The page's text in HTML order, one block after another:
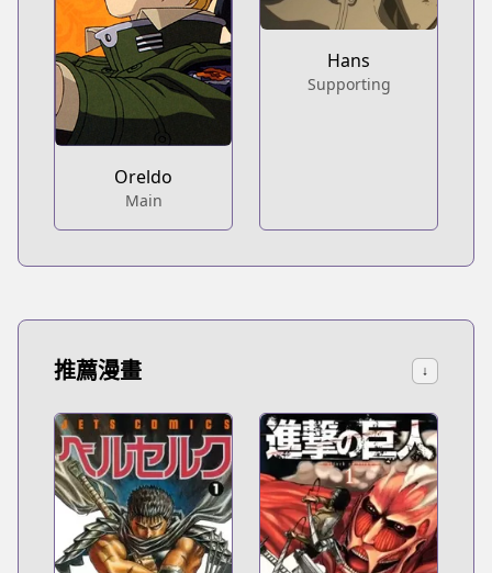
Oreldo
Main
Hans
Supporting
推薦漫畫 ↓